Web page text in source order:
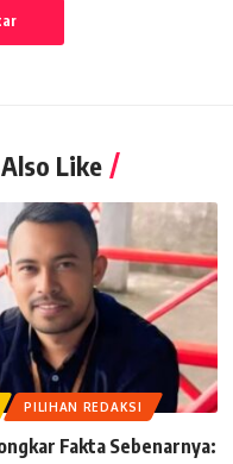
Like
PILIHAN REDAKSI
Fakta Sebenarnya: